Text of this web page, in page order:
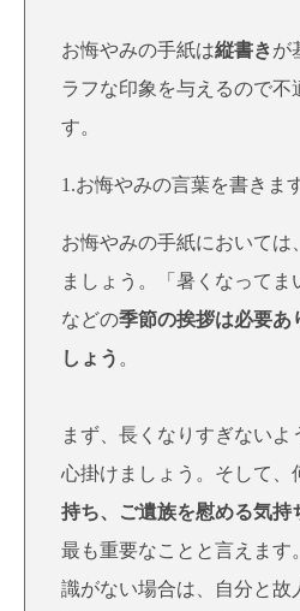
お悔やみの手紙は縦書きが
ラフな印象を与えるので不
す。
1.お悔やみの言葉を書きま
お悔やみの手紙においては
ましょう。「暑くなって
などの季節の挨拶は必要あ
しょう 。
まず、長くなりすぎないよ
心掛けましょう。そして、
持ち、ご遺族を慰める気持
最も重要なことと言えます
識がない場合は、自分と故